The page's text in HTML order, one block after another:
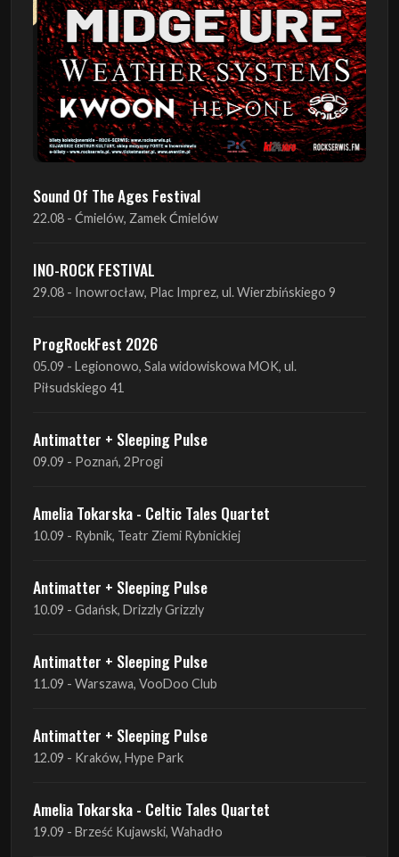
Sound Of The Ages Festival
22.08 - Ćmielów, Zamek Ćmielów
INO-ROCK FESTIVAL
29.08 - Inowrocław, Plac Imprez, ul. Wierzbińskiego 9
ProgRockFest 2026
05.09 - Legionowo, Sala widowiskowa MOK, ul.
Piłsudskiego 41
Antimatter + Sleeping Pulse
09.09 - Poznań, 2Progi
Amelia Tokarska - Celtic Tales Quartet
10.09 - Rybnik, Teatr Ziemi Rybnickiej
Antimatter + Sleeping Pulse
10.09 - Gdańsk, Drizzly Grizzly
Antimatter + Sleeping Pulse
11.09 - Warszawa, VooDoo Club
Antimatter + Sleeping Pulse
12.09 - Kraków, Hype Park
Amelia Tokarska - Celtic Tales Quartet
19.09 - Brześć Kujawski, Wahadło